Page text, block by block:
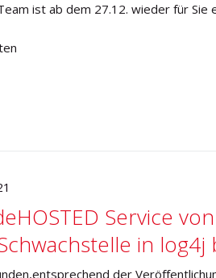
ist ab dem 27.12. wieder für Sie
Service
in
der